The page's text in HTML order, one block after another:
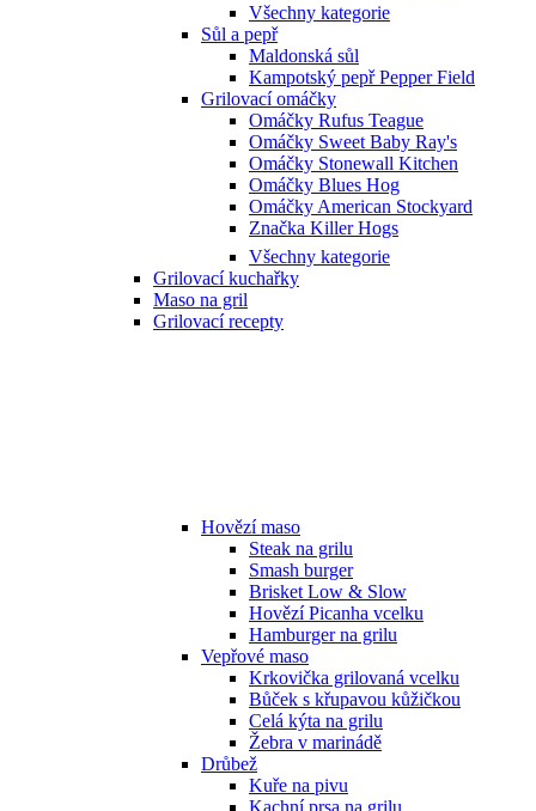
Všechny kategorie
Sůl a pepř
Maldonská sůl
Kampotský pepř Pepper Field
Grilovací omáčky
Omáčky Rufus Teague
Omáčky Sweet Baby Ray's
Omáčky Stonewall Kitchen
Omáčky Blues Hog
Omáčky American Stockyard
Značka Killer Hogs
Všechny kategorie
Grilovací kuchařky
Maso na gril
Grilovací recepty
Hovězí maso
Steak na grilu
Smash burger
Brisket Low & Slow
Hovězí Picanha vcelku
Hamburger na grilu
Vepřové maso
Krkovička grilovaná vcelku
Bůček s křupavou kůžičkou
Celá kýta na grilu
Žebra v marinádě
Drůbež
Kuře na pivu
Kachní prsa na grilu